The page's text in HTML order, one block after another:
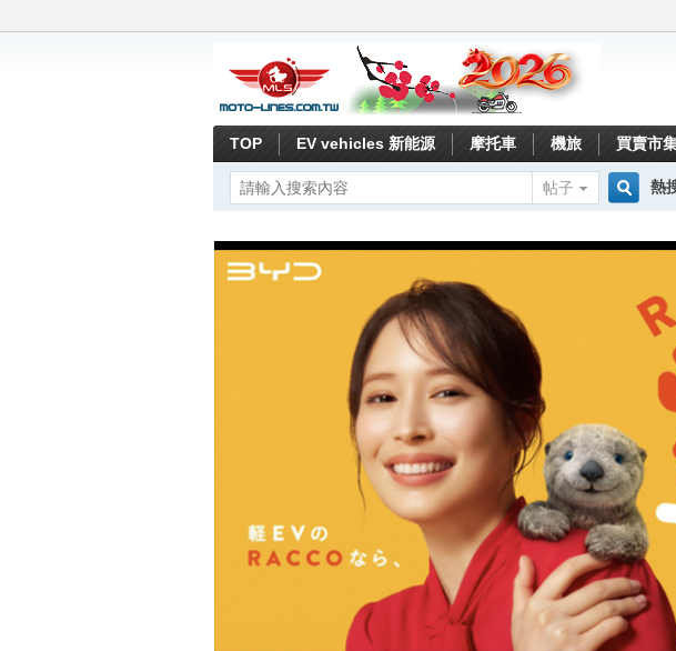
TOP EV vehicles 新能源 摩托車 機旅 買賣市
帖子
熱